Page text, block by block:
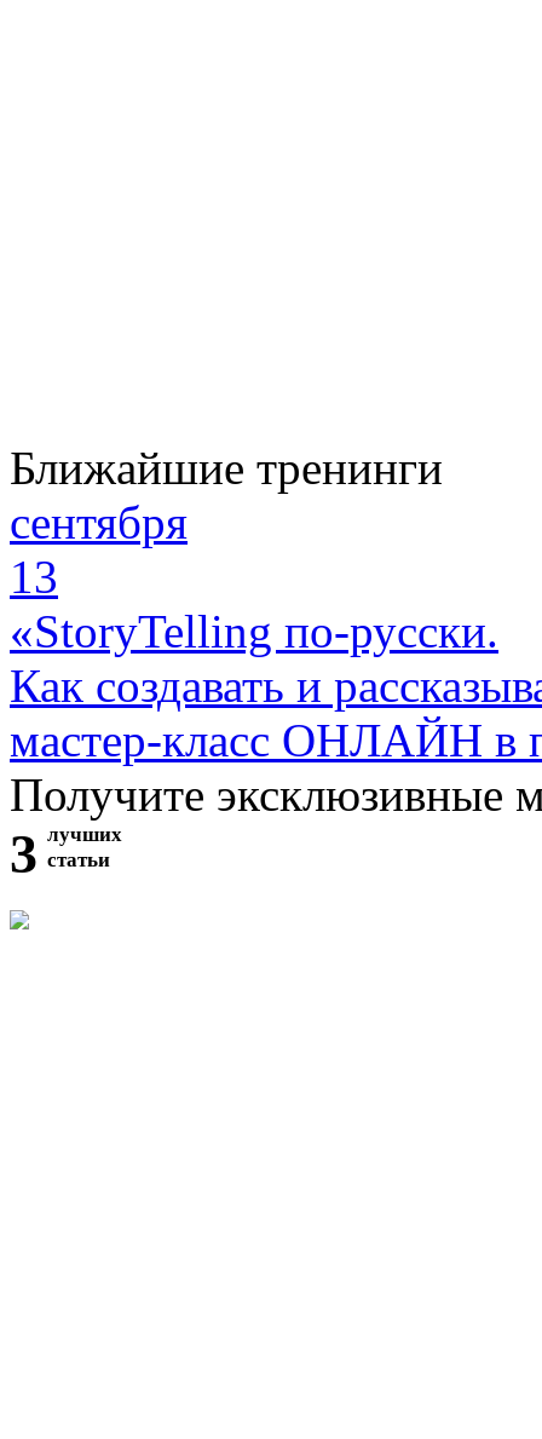
Ближайшие тренинги
сентября
13
«StoryTelling по-русски.
Как создавать и
мастер-класс ОНЛАЙН в
Получите эксклюзивные
3 лучших
статьи